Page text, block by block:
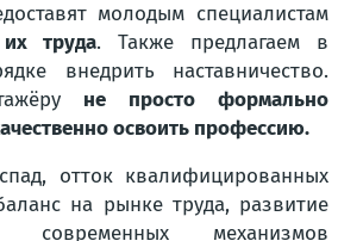
молодым специалистам
труда. Также предлагаем в
внедрить наставничество.
не просто формально
освоить профессию.
отток квалифицированных
на рынке труда, развитие
современных механизмов